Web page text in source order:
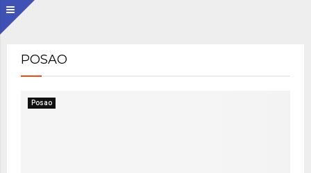
POSAO
Posao